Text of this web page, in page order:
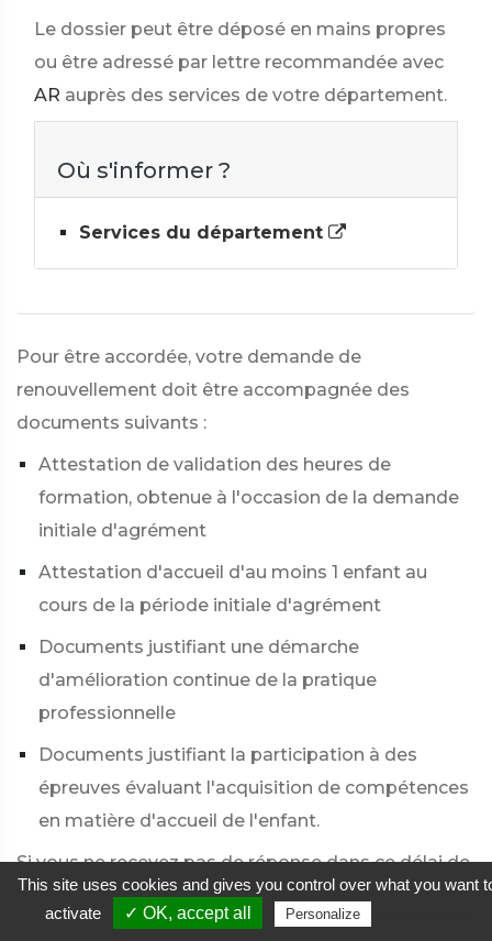
Le dossier peut être déposé en mains propres
ou être adressé par lettre recommandée avec
AR auprès des services de votre département.
Où s'informer ?
Services du département
Pour être accordée, votre demande de
renouvellement doit être accompagnée des
documents suivants :
Attestation de validation des heures de
formation, obtenue à l'occasion de la demande
initiale d'agrément
Attestation d'accueil d'au moins 1 enfant au
cours de la période initiale d'agrément
Documents justifiant une démarche
d'amélioration continue de la pratique
professionnelle
Documents justifiant la participation à des
épreuves évaluant l'acquisition de compétences
en matière d'accueil de l'enfant.
Si vous ne recevez pas de réponse dans ce délai de
2 mois , le renouvellement de l'agrément est
considéré comme acquis.
This site uses cookies and gives you control over what you want
activate
✓ OK, accept all Personalize